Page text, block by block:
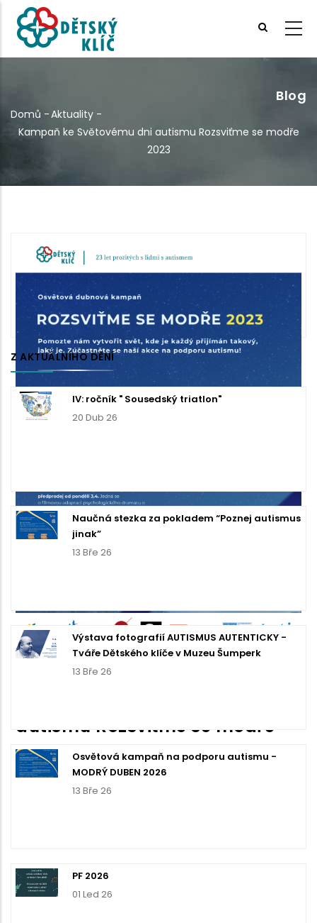
Přejít
hlavnímu
obsahu
Blog
Drobečková
Domů -Aktuality -
Kampaň ke Světovému dni autismu Rozsviťme se modře
2023
autismu Rozsviťme se modře
2023
/15. March 2023/0 Comments
Z AKTUÁLNÍHO DĚNÍ
IV: ročník " Sousedský triatlon"
20 Dub 26
Naučná stezka za pokladem “Poznej autismus
jinak”
13 Bře 26
Výstava fotografií AUTISMUS AUTENTICKY -
Tváře Dětského klíče v Muzeu Šumperk
13 Bře 26
Osvětová kampaň na podporu autismu -
MODRÝ DUBEN 2026
13 Bře 26
PF 2026
01 Led 26